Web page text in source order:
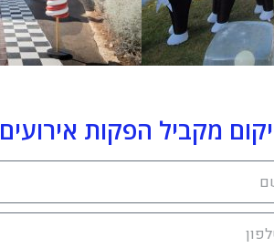
יקום מקביל הפקות אירועים